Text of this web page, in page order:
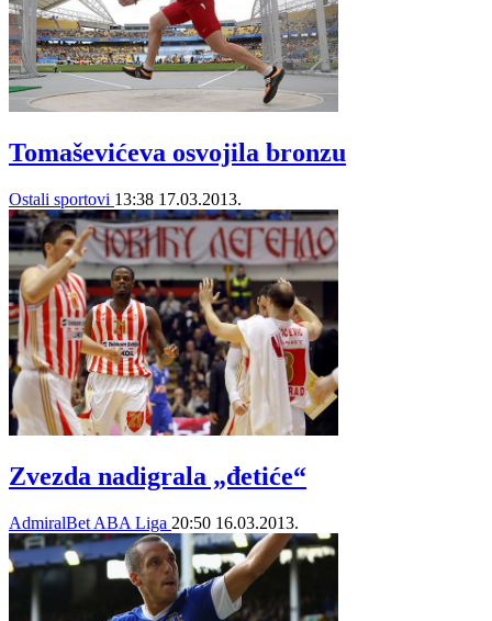
Tomaševićeva osvojila bronzu
Ostali sportovi 13:38 17.03.2013.
Zvezda nadigrala „đetiće“
AdmiralBet ABA Liga 20:50 16.03.2013.